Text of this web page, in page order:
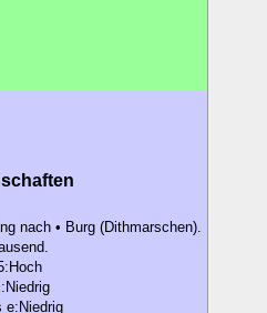
nach • Burg (Dithmarschen).
e:Niedrig